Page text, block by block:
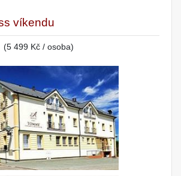
víkendu
499 Kč / osoba)